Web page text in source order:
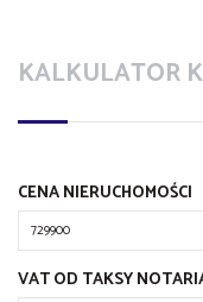
KALKULATOR
CENA NIERUCHOMOŚCI
VAT OD TAKSY